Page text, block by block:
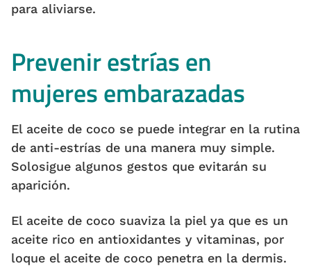
para aliviarse.
Prevenir estrías en
mujeres embarazadas
El aceite de coco se puede integrar en la rutina
de anti-estrías de una manera muy simple.
Solosigue algunos gestos que evitarán su
aparición.
El aceite de coco suaviza la piel ya que es un
aceite rico en antioxidantes y vitaminas, por
loque el aceite de coco penetra en la dermis.